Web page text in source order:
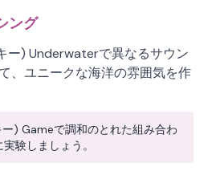
ング
ー) Underwaterで異なるサウン
、ユニークな海洋の雰囲気を作
) Gameで調和のとれた組み合わ
験しましょう。